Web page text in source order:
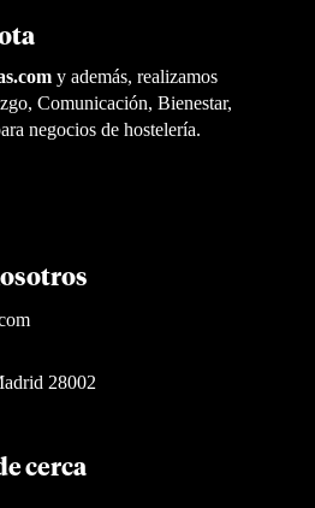
y además, realizamos
Comunicación, Bienestar,
negocios de hostelería.
28002
cerca